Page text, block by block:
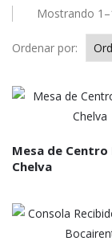
Mostrando
Ordenar por:
Mesa de Centro
Chelva